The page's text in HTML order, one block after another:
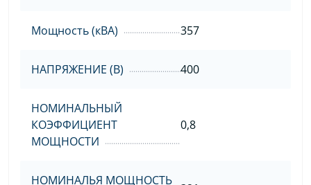
Мощность (кВА) 357
НАПРЯЖЕНИЕ (В) 400
НОМИНАЛЬНЫЙ
КОЭФФИЦИЕНТ
МОЩНОСТИ
0,8
НОМИНАЛЬЯ МОЩНОСТЬ